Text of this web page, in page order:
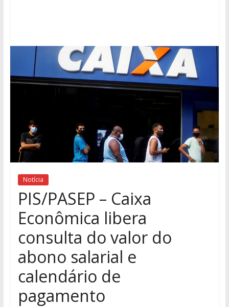
Notícia
PIS/PASEP – Caixa
Econômica libera
consulta do valor do
abono salarial e
calendário de
pagamento